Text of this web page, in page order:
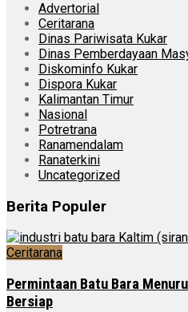
Advertorial
Ceritarana
Dinas Pariwisata Kukar
Dinas Pemberdayaan
Diskominfo Kukar
Dispora Kukar
Kalimantan Timur
Nasional
Potretrana
Ranamendalam
Ranaterkini
Uncategorized
Berita Populer
Ceritarana
Permintaan Batu Bara
Bersiap